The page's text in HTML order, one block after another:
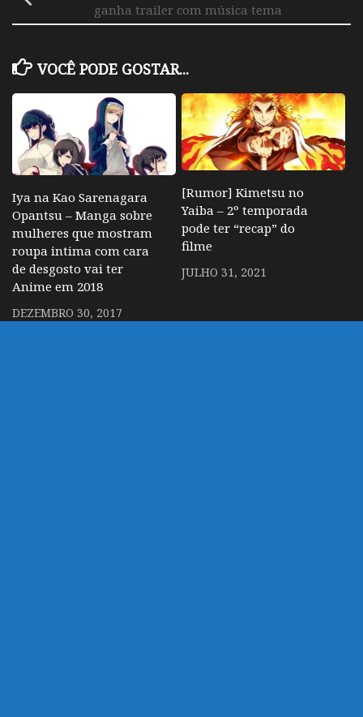
ganha trailer com música tema
VOCÊ PODE GOSTAR...
Iya na Kao Sarenagara
Opantsu – Manga sobre
mulheres que mostram
roupa intima com cara
de desgosto vai ter
Anime em 2018
DEZEMBRO 30, 2017
[Rumor] Kimetsu no
Yaiba – 2º temporada
pode ter “recap” do
filme
JULHO 31, 2021